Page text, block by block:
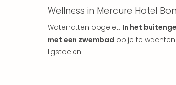
Wellness in Mercure Hotel
Waterratten opgelet: In het
met een zwembad op je te
ligstoelen.